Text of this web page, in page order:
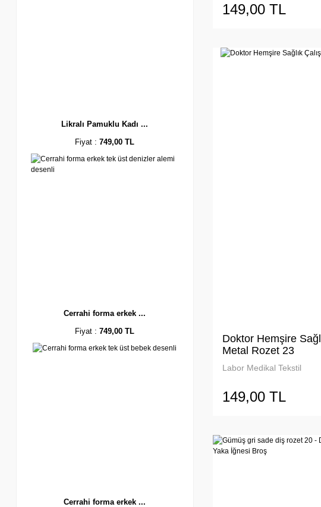
Likralı Pamuklu Kadı ...
Fiyat :749,00 TL
Cerrahi forma erkek ...
Fiyat :749,00 TL
Cerrahi forma erkek ...
149,00 TL
Doktor Hemşire
Metal Rozet 23
Labor Medikal Tekstil
149,00 TL